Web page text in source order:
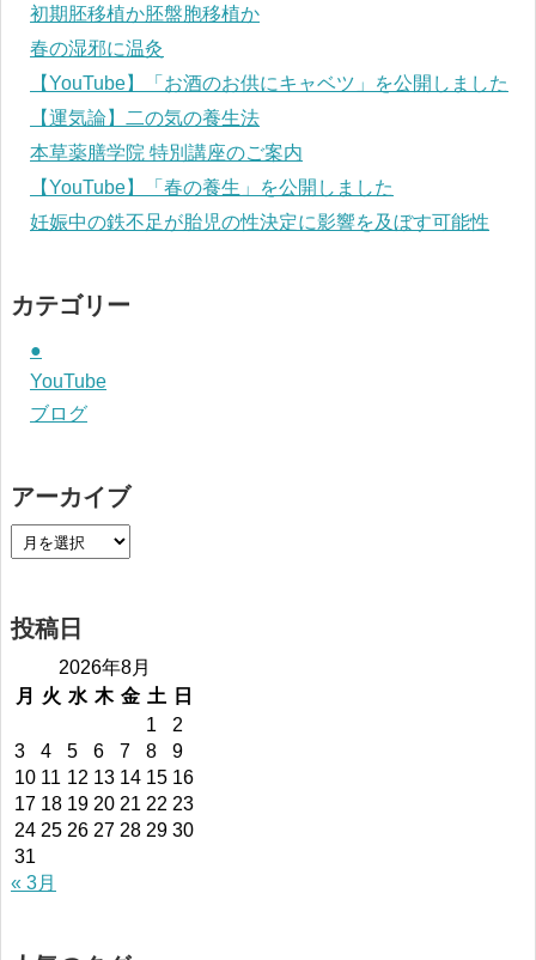
初期胚移植か胚盤胞移植か
春の湿邪に温灸
【YouTube】「お酒のお供にキャベツ」を公開しました
【運気論】二の気の養生法
本草薬膳学院 特別講座のご案内
【YouTube】「春の養生」を公開しました
妊娠中の鉄不足が胎児の性決定に影響を及ぼす可能性
カテゴリー
●
YouTube
ブログ
アーカイブ
投稿日
2026年8月
月
火 水 木 金 土
日
1
2
3
4 5 6 7 8
9
10 11 12 13 14 15 16
17 18 19 20 21 22 23
24 25 26 27 28 29 30
31
« 3月